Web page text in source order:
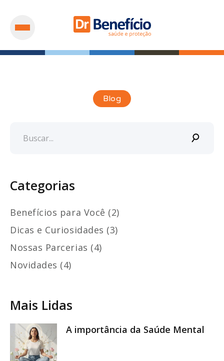
Blog
Categorias
Benefícios para Você (2)
Dicas e Curiosidades (3)
Nossas Parcerias (4)
Novidades (4)
Mais Lidas
A importância da Saúde Mental